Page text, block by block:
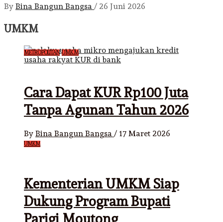
By Bina Bangun Bangsa / 26 Juni 2026
UMKM
METROPOLITAN UMKM
Cara Dapat KUR Rp100 Juta
Tanpa Agunan Tahun 2026
By Bina Bangun Bangsa / 17 Maret 2026
UMKM
Kementerian UMKM Siap
Dukung Program Bupati
Parigi Moutong